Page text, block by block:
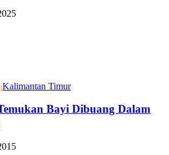
Kalimantan Timur
Bayi Dibuang Dalam